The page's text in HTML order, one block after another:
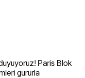
Paris Blok
gururla